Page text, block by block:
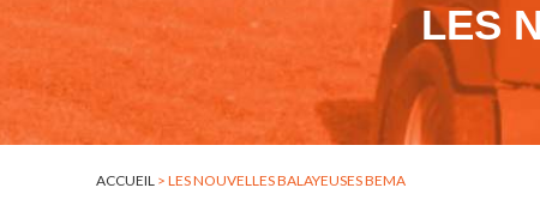
LES
ACCUEIL > LES NOUVELLES BALAYEUSES BEMA